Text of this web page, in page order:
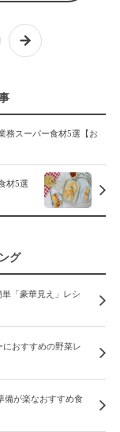
務スーパー食材5選【お
材5選
グ
「豪華見え」レシ
おすすめの野菜レ
備が楽なおすすめ食